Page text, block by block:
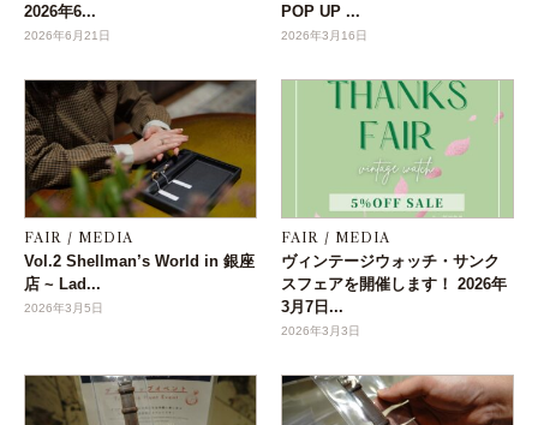
2026年6...
2026年6月21日
POP UP ...
2026年3月16日
FAIR / MEDIA
Vol.2 Shellman’s World in 銀座
店 ~ Lad...
2026年3月5日
FAIR / MEDIA
ヴィンテージウォッチ・サンク
スフェアを開催します！ 2026年
3月7日...
2026年3月3日